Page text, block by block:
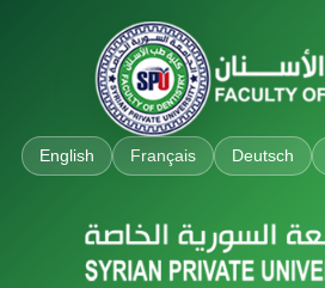
English Français Deutsch